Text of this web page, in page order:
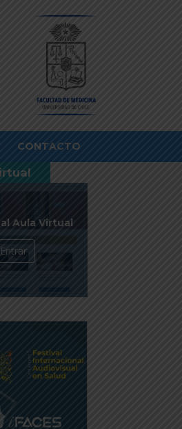
CONTACTO
Aula Virtual
Entrar